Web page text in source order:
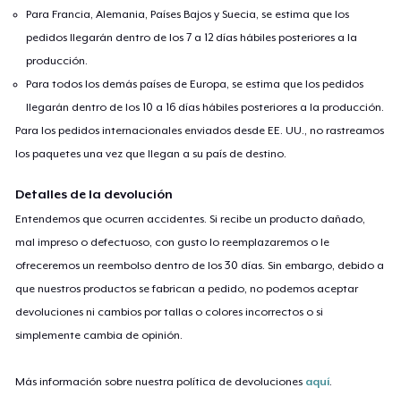
Para Francia, Alemania, Países Bajos y Suecia, se estima que los
pedidos llegarán dentro de los 7 a 12 días hábiles posteriores a la
producción.
Para todos los demás países de Europa, se estima que los pedidos
llegarán dentro de los 10 a 16 días hábiles posteriores a la producción.
Para los pedidos internacionales enviados desde EE. UU., no rastreamos
los paquetes una vez que llegan a su país de destino.
Detalles de la devolución
Entendemos que ocurren accidentes. Si recibe un producto dañado,
mal impreso o defectuoso, con gusto lo reemplazaremos o le
ofreceremos un reembolso dentro de los 30 días. Sin embargo, debido a
que nuestros productos se fabrican a pedido, no podemos aceptar
devoluciones ni cambios por tallas o colores incorrectos o si
simplemente cambia de opinión.
Más información sobre nuestra política de devoluciones aquí